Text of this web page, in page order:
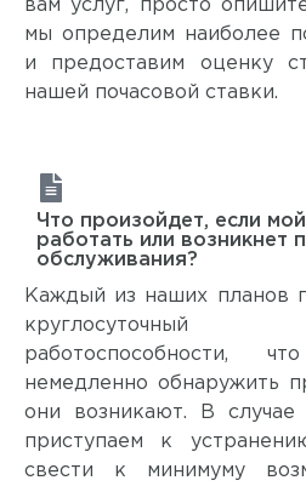
вам услуг, просто
мы определим наиболее
и предоставим оценку
нашей почасовой ставки.
Что произойдет, если
работать или возникнет
обслуживания?
Каждый из наших планов
работоспособности,
немедленно обнаружить
они возникают. В
приступаем к
свести к минимуму